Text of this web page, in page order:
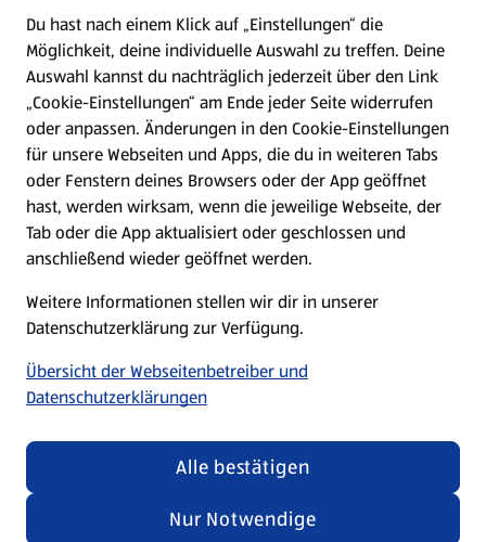
Presse
Hilfe & Kontakt
(öffnet in einem neuen Tab)
Unternehmen
Folge uns hier:
Datenschutz- und Richtlinienmenü
Cookie-Einstellungen
Impressum
Nutzungsbedingungen
Security Policy
Du hast nach einem Klick auf „Einstellungen“ die
Möglichkeit, deine individuelle Auswahl zu treffen. Deine
Auswahl kannst du nachträglich jederzeit über den Link
„Cookie-Einstellungen“ am Ende jeder Seite widerrufen
oder anpassen. Änderungen in den Cookie-Einstellungen
für unsere Webseiten und Apps, die du in weiteren Tabs
oder Fenstern deines Browsers oder der App geöffnet
hast, werden wirksam, wenn die jeweilige Webseite, der
Tab oder die App aktualisiert oder geschlossen und
anschließend wieder geöffnet werden.
Weitere Informationen stellen wir dir in unserer
Datenschutzerklärung zur Verfügung.
Übersicht der Webseitenbetreiber und
Datenschutzerklärungen
Nur Notwendige
Alle bestätigen